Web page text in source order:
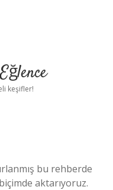
keşifler!
bu rehberde
aktarıyoruz.